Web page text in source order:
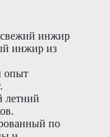
инжир
инжир из
опыт
летний
по